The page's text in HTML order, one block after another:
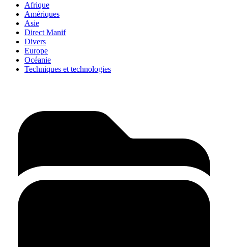
Afrique
Amériques
Asie
Direct Manif
Divers
Europe
Océanie
Techniques et technologies